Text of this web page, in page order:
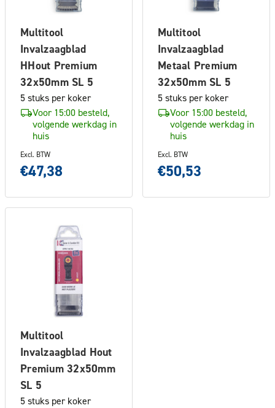
Multitool
Invalzaagblad
HHout Premium
32x50mm SL 5
5 stuks per koker
Voor 15:00 besteld,
volgende werkdag in
huis
Excl. BTW
€47,38
Multitool
Invalzaagblad
Metaal Premium
32x50mm SL 5
5 stuks per koker
Voor 15:00 besteld,
volgende werkdag in
huis
Excl. BTW
€50,53
Multitool
Invalzaagblad Hout
Premium 32x50mm
SL 5
5 stuks per koker